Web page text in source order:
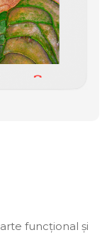
funcțional și